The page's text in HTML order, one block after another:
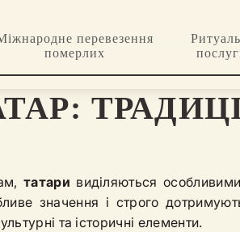
перевезення
померлих
татари виділяються особливими
значення і строго
та історичні елементи.